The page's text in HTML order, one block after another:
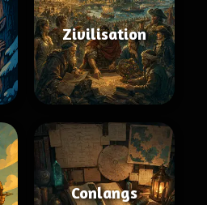
Zivilisation
Conlangs